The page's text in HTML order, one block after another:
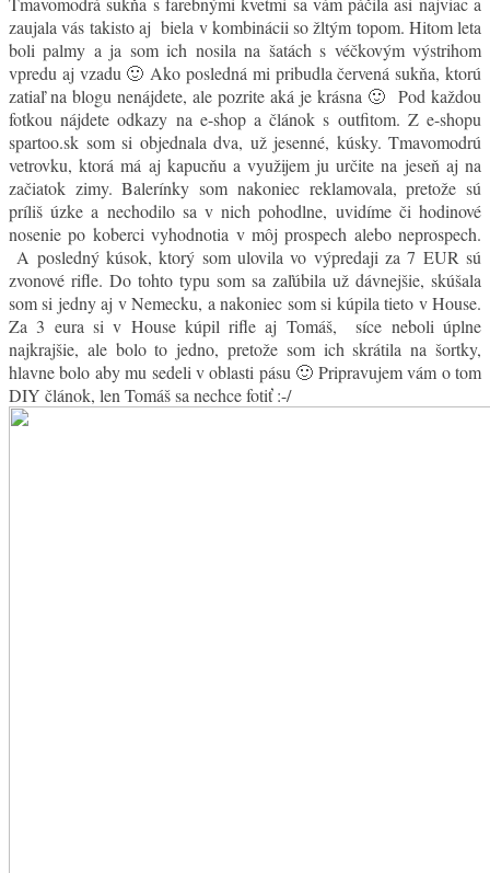
zaujala vás takisto aj biela v kombinácii so žltým topom. Hitom leta
boli palmy a ja som ich nosila na šatách s véčkovým výstrihom
vpredu aj vzadu 🙂 Ako posledná mi pribudla červená sukňa, ktorú
zatiaľ na blogu nenájdete, ale pozrite aká je krásna 🙂 Pod každou
fotkou nájdete odkazy na e-shop a článok s outfitom. Z e-shopu
spartoo.sk som si objednala dva, už jesenné, kúsky. Tmavomodrú
vetrovku, ktorá má aj kapucňu a využijem ju určite na jeseň aj na
začiatok zimy. Balerínky som nakoniec reklamovala, pretože sú
príliš úzke a nechodilo sa v nich pohodlne, uvidíme či hodinové
nosenie po koberci vyhodnotia v môj prospech alebo neprospech.
A posledný kúsok, ktorý som ulovila vo výpredaji za 7 EUR sú
zvonové rifle. Do tohto typu som sa zaľúbila už dávnejšie, skúšala
som si jedny aj v Nemecku, a nakoniec som si kúpila tieto v House.
Za 3 eura si v House kúpil rifle aj Tomáš, síce neboli úplne
najkrajšie, ale bolo to jedno, pretože som ich skrátila na šortky,
hlavne bolo aby mu sedeli v oblasti pásu 🙂 Pripravujem vám o tom
DIY článok, len Tomáš sa nechce fotiť :-/